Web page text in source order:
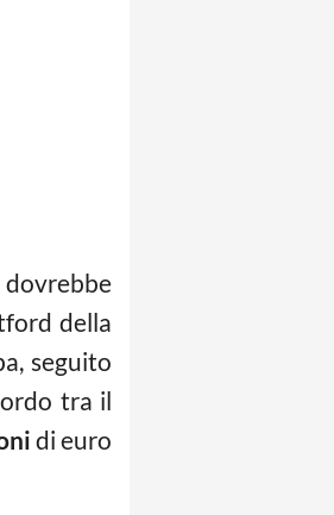
della
seguito
tra il
di euro